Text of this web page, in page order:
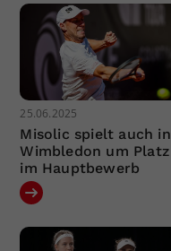
25.06.2025
Misolic spielt auch in
Wimbledon um Platz
im Hauptbewerb